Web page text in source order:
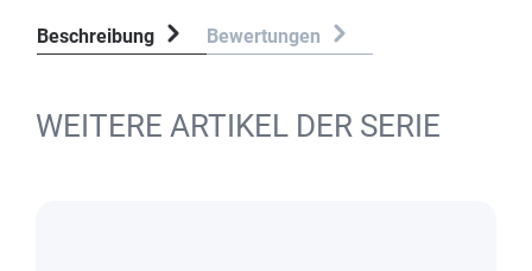
Beschreibung Bewertungen
WEITERE ARTIKEL DER SERIE